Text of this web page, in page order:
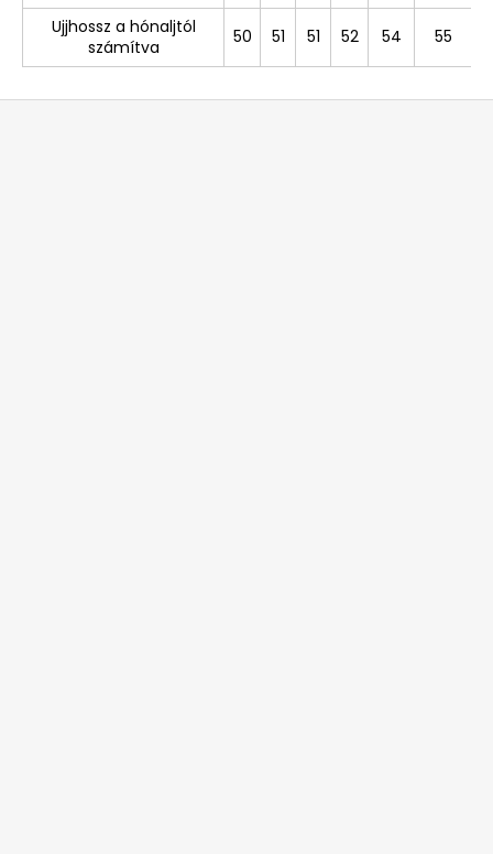
Ujjhossz a hónaljtól
számítva
50 51 51 52 54 55
L